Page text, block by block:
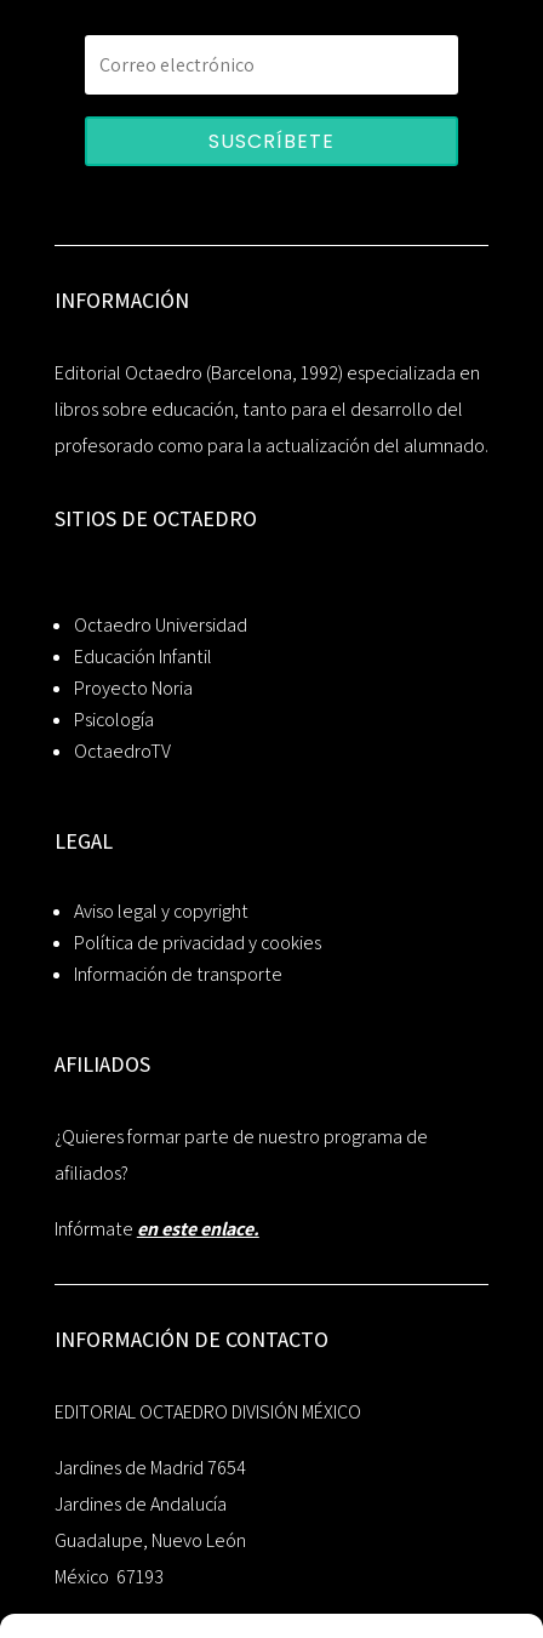
SUSCRÍBETE
INFORMACIÓN
Editorial Octaedro (Barcelona, 1992) especializada en
libros sobre educación, tanto para el desarrollo del
profesorado como para la actualización del alumnado.
SITIOS DE OCTAEDRO
Octaedro Universidad
Educación Infantil
Proyecto Noria
Psicología
OctaedroTV
LEGAL
Aviso legal y copyright
Política de privacidad y cookies
Información de transporte
AFILIADOS
¿Quieres formar parte de nuestro programa de
afiliados?
Infórmate en este enlace.
INFORMACIÓN DE CONTACTO
EDITORIAL OCTAEDRO DIVISIÓN MÉXICO
Jardines de Madrid 7654
Jardines de Andalucía
Guadalupe, Nuevo León
México 67193